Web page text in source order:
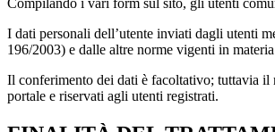
I dati personali dell’utente inviati dagli utenti
196/2003) e dalle altre norme vigenti in
Il conferimento dei dati è facoltativo; tuttavia
portale e riservati agli utenti registrati.